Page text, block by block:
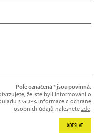
Pole označená * jsou povinná.
že jste byli informováni o
s GDPR. Informace o ochraně
osobních údajů naleznete zde.
ODESLAT